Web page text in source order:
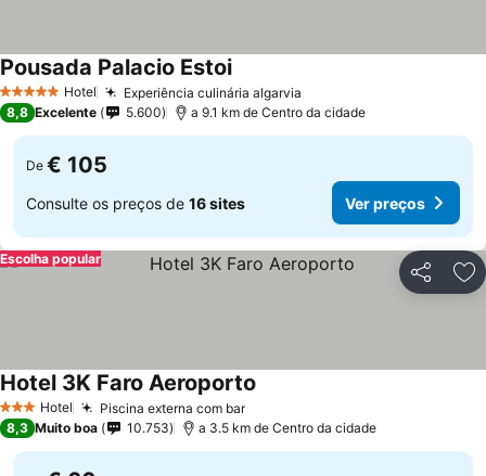
5 Estrelas Hotel Experiência culinária algarvia
Pousada Palacio Estoi
8,8 Excelente 5.600 a 9.1 km de Centro da cidade
De € 105
Consulte os preços de 16 sites Ver preços
Partilhar
Escolha popular
3 EstrelasHotel Piscina externa com bar
Hotel 3K Faro Aeroporto
8,3 Muito boa 10.753 a 3.5 km de Centro da cidade